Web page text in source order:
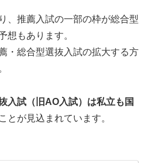
、推薦入試の一部の枠が総合型
想もあります。
・総合型選抜入試の拡大する方
入試（旧AO入試）は私立も国
とが見込まれています。